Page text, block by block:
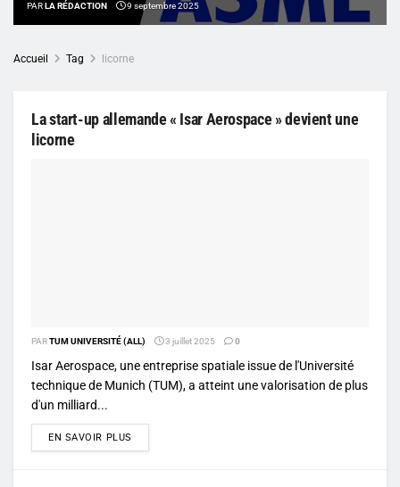
PARLA RÉDACTION 9 septembre 2025
Accueil Tag licorne
La start-up allemande « Isar Aerospace » devient une
licorne
PARTUM UNIVERSITÉ (ALL) 3 juillet 2025 0
Isar Aerospace, une entreprise spatiale issue de l'Université
technique de Munich (TUM), a atteint une valorisation de plus
d'un milliard...
EN SAVOIR PLUS